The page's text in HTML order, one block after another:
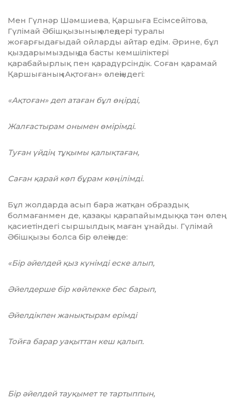
Мен Гүлнәр Шәмшиева, Қаршыға Есім­сейі­това,
Гүлімай Әбішқызының өлеңдері туралы
жоғарғыдағыдай ойларды айтар едім. Әрине, бұл
қыздарымыздың да басты кемшіліктері
қарабайырлық пен қарадүрсіндік. Соған қарамай
Қаршығаның «Ақтоған» өлеңіндегі:
«Ақтоған» деп атаған бұл өңірді,
Жалғастырам онымен өмірімді.
Туған үйдің тұқымы қалықтаған,
Саған қарай көп бұрам көңілімді.
Бұл жолдарда асып бара жатқан образдық
болмағанмен де, қазақы қара­пайым­­дыққа тән өлең
қасиетіндегі сыр­шыл­дық маған ұнайды. Гүлімай
Әбішқызы болса бір өлеңінде:
«Бір әйелдей қыз күнімді еске алып,
Әйелдерше бір көйлекке бес барып,
Әйелдікпен жанықтырам ерімді
Тойға барар уақыттан кеш қалып.
Бір әйелдей тауқымет те тартыппын,